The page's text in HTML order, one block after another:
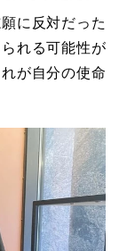
に反対だった
れる可能性が
が自分の使命